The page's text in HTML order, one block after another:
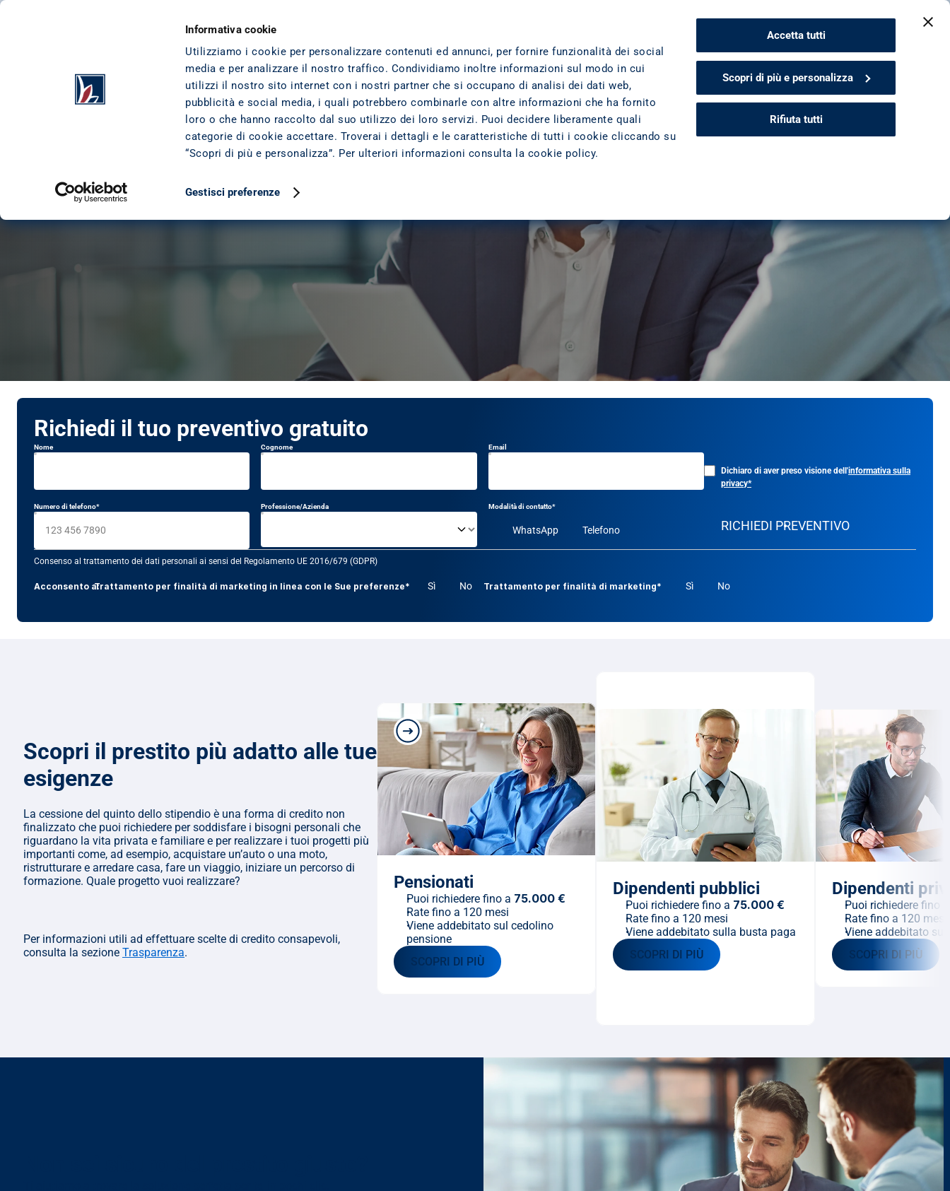
Informativa cookie
Utilizziamo i cookie per personalizzare contenuti ed annunci, per fornire funzionalità dei social
media e per analizzare il nostro traffico. Condividiamo inoltre informazioni sul modo in cui
utilizzi il nostro sito internet con i nostri partner che si occupano di analisi dei dati web,
pubblicità e social media, i quali potrebbero combinarle con altre informazioni che ha fornito
loro o che hanno raccolto dal suo utilizzo dei loro servizi. Puoi decidere liberamente quali
categorie di cookie accettare. Troverai i dettagli e le caratteristiche di tutti i cookie cliccando su
“Scopri di più e personalizza”. Per ulteriori informazioni consulta la cookie policy.
Gestisci preferenze
Accetta tutti
Scopri di più e personalizza
Rifiuta tutti
CESSIONE DEL QUINTO I NOSTRI PRODOTTI CONTATTACI
Scopri la soluzione più adatta alle
tue esigenze
Siamo qui per aiutarti a trovare la soluzione ideale in pochi semplici
passaggi. Scopri il prodotto finanziario che meglio risponde alle tue
Richiedi il tuo preventivo gratuito
Nome Cognome Email
Numero di telefono* Professione/Azienda Modalità di contatto*
WhatsApp Telefono
Dichiaro di aver preso visione dell'informativa sulla
privacy*
Consenso al trattamento dei dati personali ai sensi del Regolamento UE 2016/679 (GDPR)
Acconsento a:Trattamento per finalità di marketing in linea con le Sue preferenze* Sì No Trattamento per finalità di marketing* Sì No
RICHIEDI PREVENTIVO
Scopri il prestito più adatto alle tue
esigenze
La cessione del quinto dello stipendio è una forma di credito non
finalizzato che puoi richiedere per soddisfare i bisogni personali che
riguardano la vita privata e familiare e per realizzare i tuoi progetti più
importanti come, ad esempio, acquistare un’auto o una moto,
ristrutturare e arredare casa, fare un viaggio, iniziare un percorso di
formazione. Quale progetto vuoi realizzare?
Per informazioni utili ad effettuare scelte di credito consapevoli,
consulta la sezione Trasparenza.
Pensionati
Puoi richiedere fino a 75.000 €
Rate fino a 120 mesi
Viene addebitato sul cedolino
pensione
SCOPRI DI PIÙ
Dipendenti pubblici
Puoi richiedere fino a 75.000 €
Rate fino a 120 mesi
Viene addebitato sulla busta paga
SCOPRI DI PIÙ
Dipendenti
Puoi richiedere fino
Rate fino a 120 mesi
Viene addebitato
SCOPRI DI PIÙ